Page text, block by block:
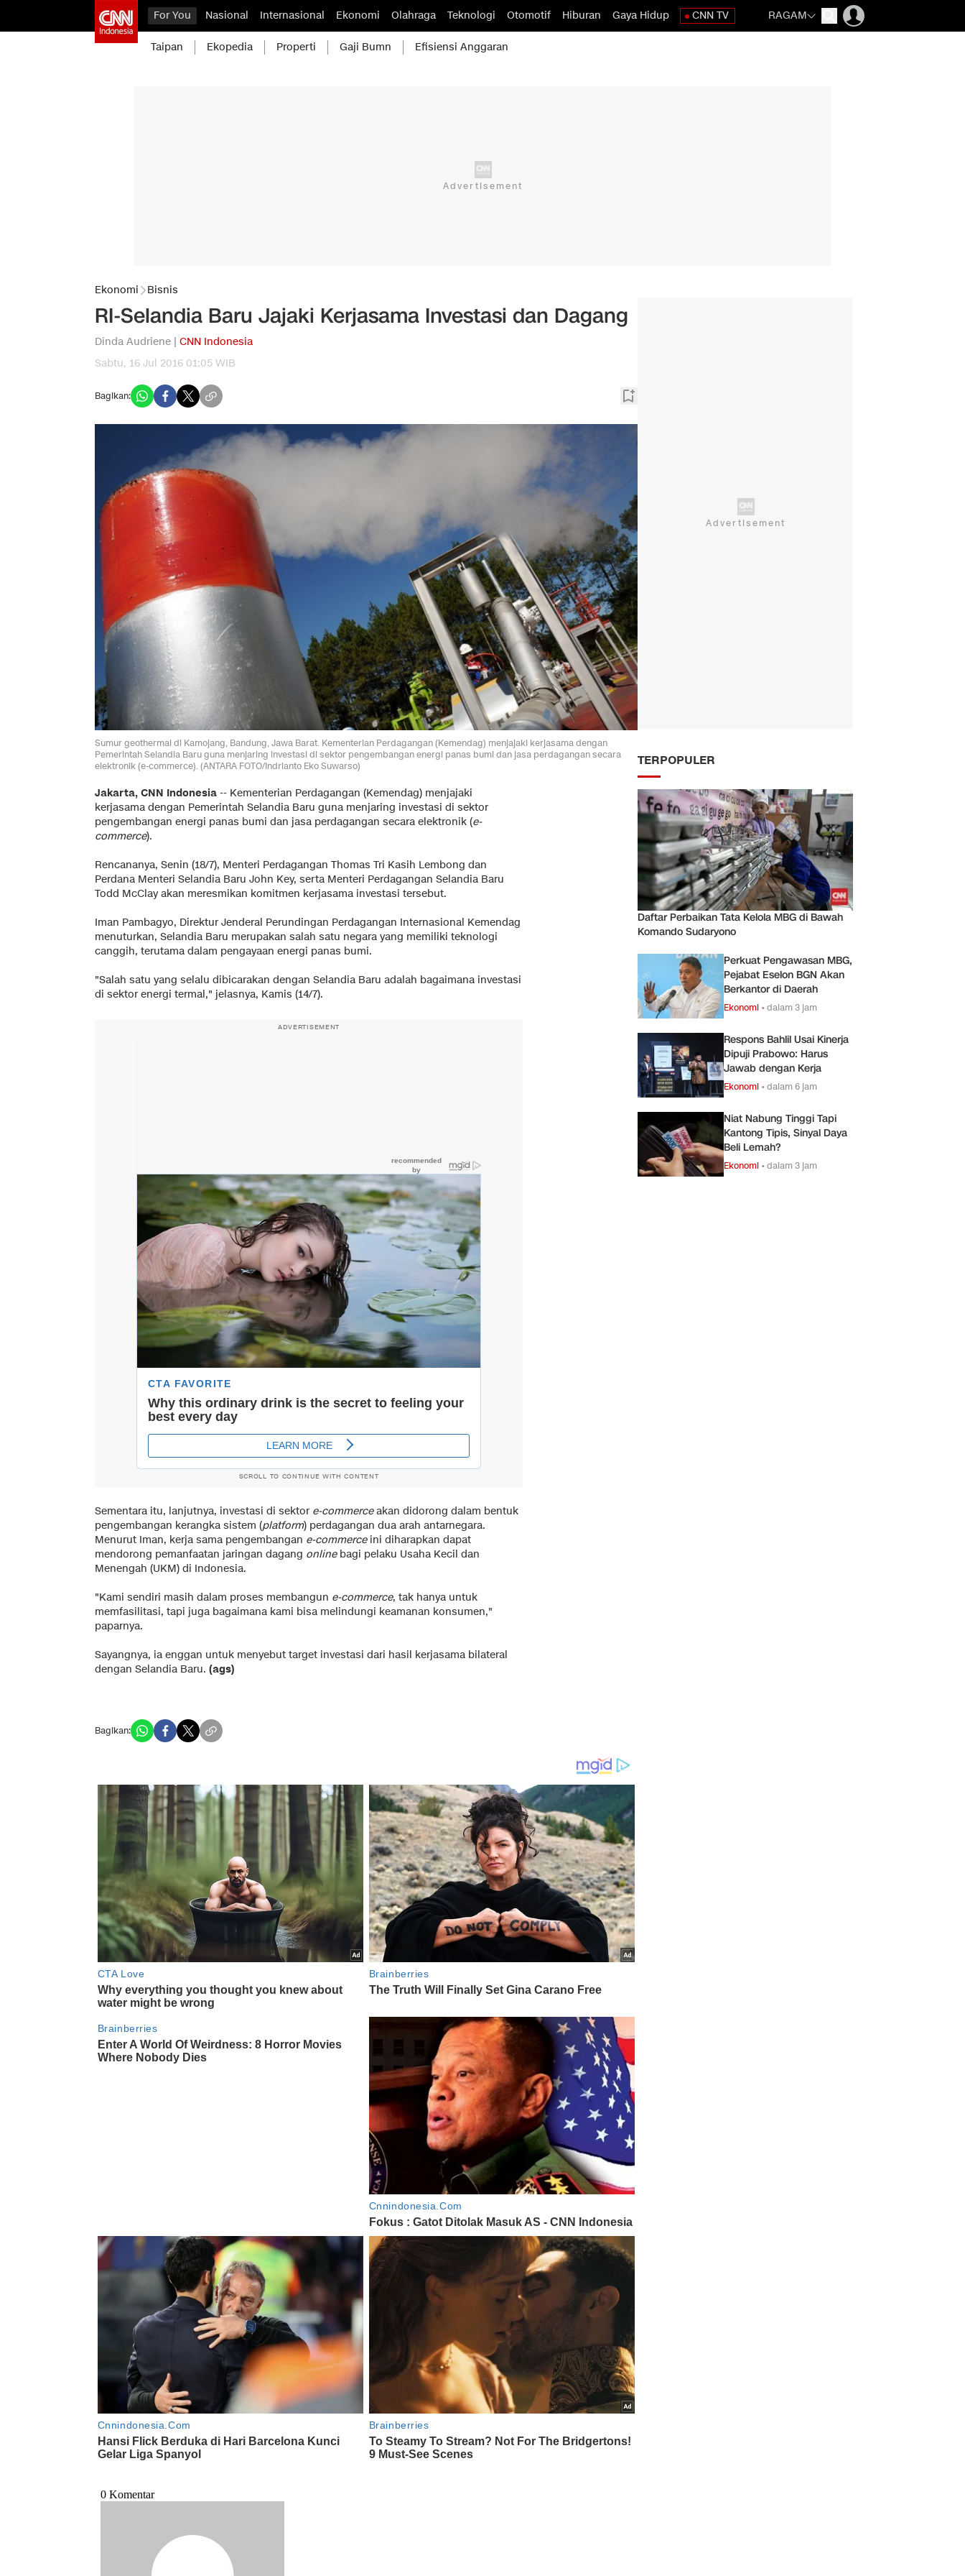
For You Nasional Internasional Ekonomi Olahraga Teknologi Otomotif Hiburan Gaya Hidup CNN TV RAGAM
Taipan Ekopedia Properti Gaji Bumn Efisiensi Anggaran
Ekonomi Bisnis
RI-Selandia Baru Jajaki Kerjasama Investasi dan Dagang
Dinda Audriene | CNN Indonesia
Sabtu, 16 Jul 2016 01:05 WIB
Bagikan:
Sumur geothermal di Kamojang, Bandung, Jawa Barat. Kementerian Perdagangan (Kemendag) menjajaki kerjasama dengan
Pemerintah Selandia Baru guna menjaring investasi di sektor pengembangan energi panas bumi dan jasa perdagangan secara
elektronik (e-commerce). (ANTARA FOTO/Indrianto Eko Suwarso)
Jakarta, CNN Indonesia -- Kementerian Perdagangan (Kemendag) menjajaki
kerjasama dengan Pemerintah Selandia Baru guna menjaring investasi di sektor
pengembangan energi panas bumi dan jasa perdagangan secara elektronik (e-
commerce).
Rencananya, Senin (18/7), Menteri Perdagangan Thomas Tri Kasih Lembong dan
Perdana Menteri Selandia Baru John Key, serta Menteri Perdagangan Selandia Baru
Todd McClay akan meresmikan komitmen kerjasama investasi tersebut.
Iman Pambagyo, Direktur Jenderal Perundingan Perdagangan Internasional Kemendag
menuturkan, Selandia Baru merupakan salah satu negara yang memiliki teknologi
canggih, terutama dalam pengayaan energi panas bumi.
"Salah satu yang selalu dibicarakan dengan Selandia Baru adalah bagaimana investasi
di sektor energi termal," jelasnya, Kamis (14/7).
ADVERTISEMENT
SCROLL TO CONTINUE WITH CONTENT
Sementara itu, lanjutnya, investasi di sektor e-commerceakan didorong dalam bentuk
pengembangan kerangka sistem (platform) perdagangan dua arah antarnegara.
Menurut Iman, kerja sama pengembangan e-commerceini diharapkan dapat
mendorong pemanfaatan jaringan dagang onlinebagi pelaku Usaha Kecil dan
Menengah (UKM) di Indonesia.
"Kami sendiri masih dalam proses membangun e-commerce, tak hanya untuk
memfasilitasi, tapi juga bagaimana kami bisa melindungi keamanan konsumen,"
paparnya.
Sayangnya, ia enggan untuk menyebut target investasi dari hasil kerjasama bilateral
dengan Selandia Baru. (ags)
Bagikan:
TERPOPULER
Daftar Perbaikan Tata Kelola MBG di Bawah
Komando Sudaryono
Perkuat Pengawasan MBG,
Pejabat Eselon BGN Akan
Berkantor di Daerah
Ekonomi •dalam 3 jam
Respons Bahlil Usai Kinerja
Dipuji Prabowo: Harus
Jawab dengan Kerja
Ekonomi •dalam 6 jam
Niat Nabung Tinggi Tapi
Kantong Tipis, Sinyal Daya
Beli Lemah?
Ekonomi •dalam 3 jam